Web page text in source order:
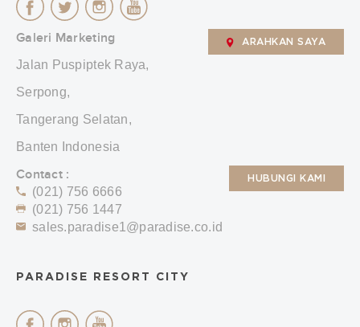
Galeri Marketing
Jalan Puspiptek Raya,
Serpong,
Tangerang Selatan,
Banten Indonesia
ARAHKAN SAYA
Contact :
(021) 756 6666
(021) 756 1447
sales.paradise1@paradise.co.id
HUBUNGI KAMI
PARADISE RESORT CITY